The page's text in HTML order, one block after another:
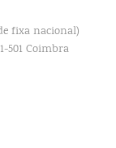
fixa nacional)
501 Coimbra